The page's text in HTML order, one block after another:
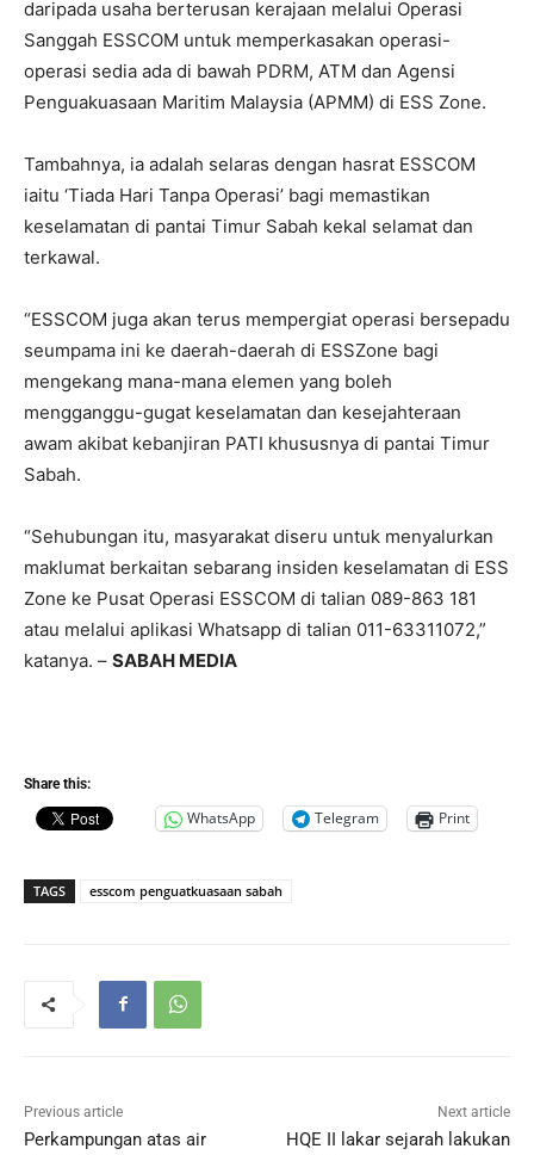
daripada usaha berterusan kerajaan melalui Operasi
Sanggah ESSCOM untuk memperkasakan operasi-
operasi sedia ada di bawah PDRM, ATM dan Agensi
Penguakuasaan Maritim Malaysia (APMM) di ESS Zone.
Tambahnya, ia adalah selaras dengan hasrat ESSCOM
iaitu ‘Tiada Hari Tanpa Operasi’ bagi memastikan
keselamatan di pantai Timur Sabah kekal selamat dan
terkawal.
“ESSCOM juga akan terus mempergiat operasi bersepadu
seumpama ini ke daerah-daerah di ESSZone bagi
mengekang mana-mana elemen yang boleh
mengganggu-gugat keselamatan dan kesejahteraan
awam akibat kebanjiran PATI khususnya di pantai Timur
Sabah.
“Sehubungan itu, masyarakat diseru untuk menyalurkan
maklumat berkaitan sebarang insiden keselamatan di ESS
Zone ke Pusat Operasi ESSCOM di talian 089-863 181
atau melalui aplikasi Whatsapp di talian 011-63311072,”
katanya. – SABAH MEDIA
Share this:
WhatsApp Telegram Print
TAGS esscom penguatkuasaan sabah
Previous article
Perkampungan atas air
Next article
HQE II lakar sejarah lakukan